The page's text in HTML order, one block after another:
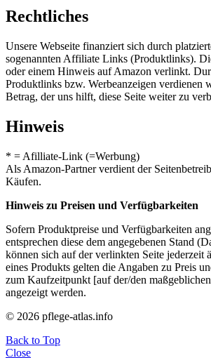
Rechtliches
Unsere Webseite finanziert sich durch
sogenannten Affiliate Links (Produktlinks).
oder einem Hinweis auf Amazon verlinkt.
Produktlinks bzw. Werbeanzeigen verdienen
Betrag, der uns hilft, diese Seite weiter zu
Hinweis
* = Afilliate-Link (=Werbung)
Als Amazon-Partner verdient der
Käufen.
Hinweis zu Preisen und Verfügbarkeiten
Sofern Produktpreise und Verfügbarkeiten
entsprechen diese dem angegebenen Stand
können sich auf der verlinkten Seite jederzeit
eines Produkts gelten die Angaben zu Preis
zum Kaufzeitpunkt [auf der/den
angezeigt werden.
© 2026 pflege-atlas.info
Back to Top
Close